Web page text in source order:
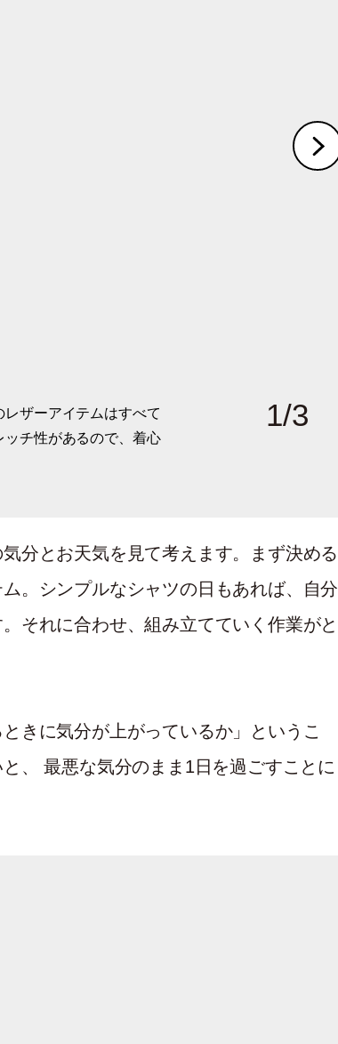
ザーアイテムはすべて
ッチ性があるので、着心
ァイロが手がけていた
たストールスのキュロッ
ランドのシャツとスカ
パンツや靴はストールス
1/3
分とお天気を見て考えます。まず決める
。シンプルなシャツの日もあれば、自分
それに合わせ、組み立てていく作業がと
きに気分が上がっているか」というこ
、 最悪な気分のまま1日を過ごすことに